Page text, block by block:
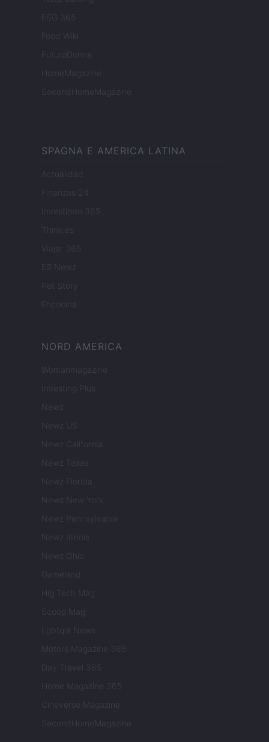
ESG 365
Food Wiki
FuturoDonna
HomeMagazine
SecondHomeMagazine
SPAGNA E AMERICA LATINA
Actualidad
Finanzas 24
Investindo 365
Think.es
Viajar 365
ES Newz
Pet Story
Encocina
NORD AMERICA
Womanmagazine
Investing Plus
Newz
Newz US
Newz California
Newz Texas
Newz Florida
Newz New York
Newz Pennsylvania
Newz Illinois
Newz Ohio
Gameland
Hig Tech Mag
Scoop Mag
Lgbtqia News
Motors Magazine 365
Day Travel 365
Home Magazine 365
Cineverse Magazine
SecondHomeMagazine